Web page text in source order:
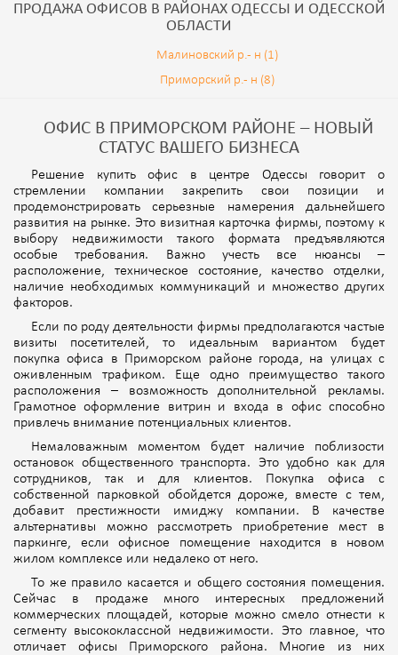
ПРОДАЖА ОФИСОВ В РАЙОНАХ ОДЕССЫ И ОДЕССКОЙ
ОБЛАСТИ
Малиновский р.- н (1)
Приморский р.- н (8)
ОФИС В ПРИМОРСКОМ РАЙОНЕ – НОВЫЙ
СТАТУС ВАШЕГО БИЗНЕСА
Решение купить офис в центре Одессы говорит о
стремлении компании закрепить свои позиции и
продемонстрировать серьезные намерения дальнейшего
развития на рынке. Это визитная карточка фирмы, поэтому к
выбору недвижимости такого формата предъявляются
особые требования. Важно учесть все нюансы –
расположение, техническое состояние, качество отделки,
наличие необходимых коммуникаций и множество других
факторов.
Если по роду деятельности фирмы предполагаются частые
визиты посетителей, то идеальным вариантом будет
покупка офиса в Приморском районе города, на улицах с
оживленным трафиком. Еще одно преимущество такого
расположения – возможность дополнительной рекламы.
Грамотное оформление витрин и входа в офис способно
привлечь внимание потенциальных клиентов.
Немаловажным моментом будет наличие поблизости
остановок общественного транспорта. Это удобно как для
сотрудников, так и для клиентов. Покупка офиса с
собственной парковкой обойдется дороже, вместе с тем,
добавит престижности имиджу компании. В качестве
альтернативы можно рассмотреть приобретение мест в
паркинге, если офисное помещение находится в новом
жилом комплексе или недалеко от него.
То же правило касается и общего состояния помещения.
Сейчас в продаже много интересных предложений
коммерческих площадей, которые можно смело отнести к
сегменту высококлассной недвижимости. Это главное, что
отличает офисы Приморского района. Многие из них